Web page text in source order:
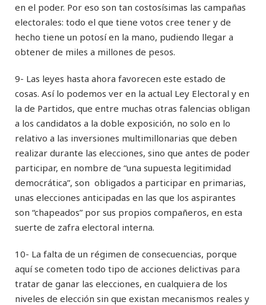
en el poder. Por eso son tan costosísimas las campañas
electorales: todo el que tiene votos cree tener y de
hecho tiene un potosí en la mano, pudiendo llegar a
obtener de miles a millones de pesos.
9- Las leyes hasta ahora favorecen este estado de
cosas. Así lo podemos ver en la actual Ley Electoral y en
la de Partidos, que entre muchas otras falencias obligan
a los candidatos a la doble exposición, no solo en lo
relativo a las inversiones multimillonarias que deben
realizar durante las elecciones, sino que antes de poder
participar, en nombre de “una supuesta legitimidad
democrática”, son obligados a participar en primarias,
unas elecciones anticipadas en las que los aspirantes
son “chapeados” por sus propios compañeros, en esta
suerte de zafra electoral interna.
10- La falta de un régimen de consecuencias, porque
aquí se cometen todo tipo de acciones delictivas para
tratar de ganar las elecciones, en cualquiera de los
niveles de elección sin que existan mecanismos reales y